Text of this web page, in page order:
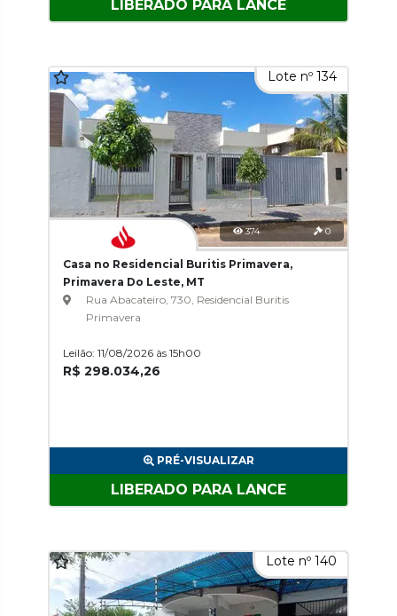
LIBERADO PARA LANCE
Lote nº 134
374 0
Casa no Residencial Buritis Primavera,
Primavera Do Leste, MT
Rua Abacateiro, 730, Residencial Buritis
Primavera
Leilão: 11/08/2026 às 15h00
R$ 298.034,26
PRÉ-VISUALIZAR
LIBERADO PARA LANCE
Lote nº 140